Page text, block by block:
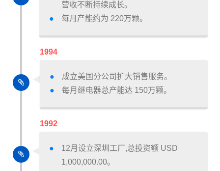
营收不断持续成长。
每月产能约为 220万颗。
1994
成立美国分公司扩大销售服务。
每月继电器总产能达 150万颗。
1992
12月设立深圳工厂,总投资额 USD
1,000,000.00。